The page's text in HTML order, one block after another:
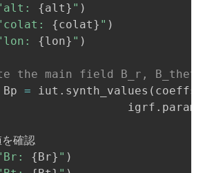
{alt} " )
{colat} " )
{lon} " )
the main field B_r,
Bp = iut . synth_values ( coeffs
igrf
.
確認
{Br} " )